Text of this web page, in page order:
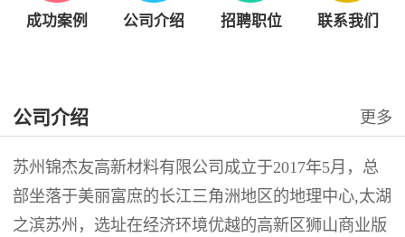
成功案例 公司介绍 招聘职位 联系我们
公司介绍 更多
苏州锦杰友高新材料有限公司成立于2017年5月，总
部坐落于美丽富庶的长江三角洲地区的地理中心,太湖
之滨苏州，选址在经济环境优越的高新区狮山商业版